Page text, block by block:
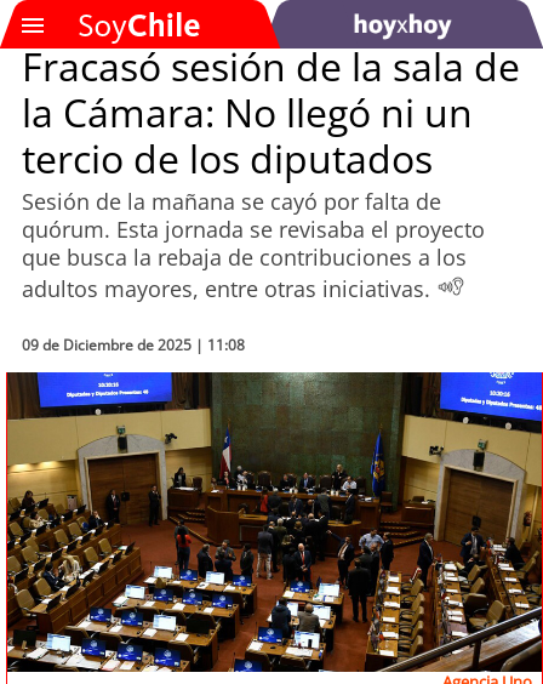
SOYTV
Podcast
Actualidad
Economía
Deportes
Tecnología
Sostenibilidad
soychile
soyarica
Fracasó sesión de la sala de
la Cámara: No llegó ni un
tercio de los diputados
Sesión de la mañana se cayó por falta de
quórum. Esta jornada se revisaba el proyecto
que busca la rebaja de contribuciones a los
adultos mayores, entre otras iniciativas.
09 de Diciembre de 2025 | 11:08